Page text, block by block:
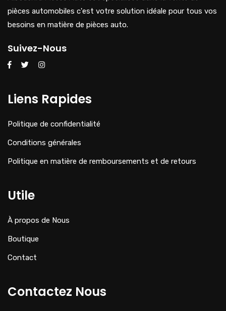
pièces automobiles c'est votre solution idéale pour tous vos
besoins en matière de pièces auto.
Suivez-Nous
Liens Rapides
Politique de confidentialité
Conditions générales
Politique en matière de remboursements et de retours
Utile
À propos de Nous
Boutique
Contact
Contactez Nous